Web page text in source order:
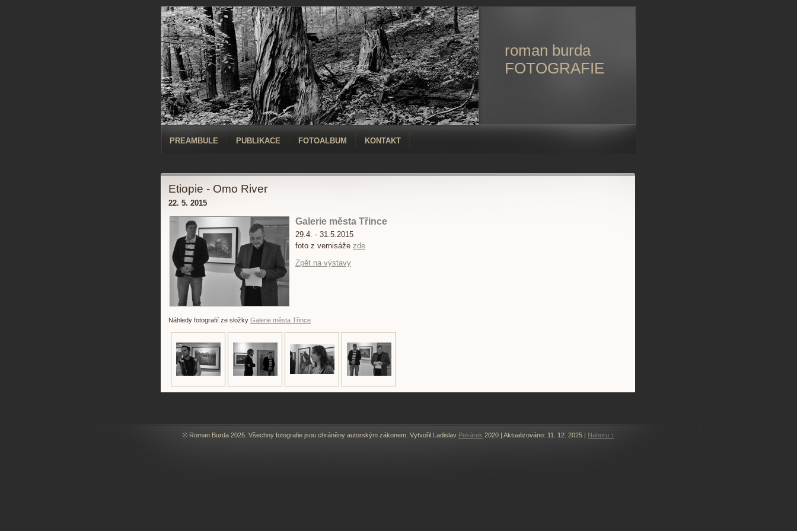
roman burda
FOTOGRAFIE
PREAMBULE PUBLIKACE FOTOALBUM KONTAKT
Etiopie - Omo River
22. 5. 2015
Galerie města Třince
29.4. - 31.5.2015
foto z vernisáže zde
Zpět na výstavy
Náhledy fotografií ze složky Galerie města Třince
© Roman Burda 2025. Všechny fotografie jsou chráněny autorským zákonem. Vytvořil Ladislav Pekárek 2020 | Aktualizováno: 11. 12. 2025 | Nahoru ↑